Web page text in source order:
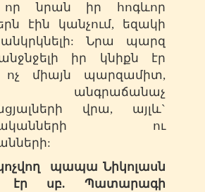
որ նրան իր հոգևոր
էին կանչում, եզակի
Նրա պարզ
իր կնիքն էր
ոչ միայն պարզամիտ,
անգրաճանաչ
վրա, այլև`
ու
պապա Նիկոլասն
էր սբ. Պատարագի